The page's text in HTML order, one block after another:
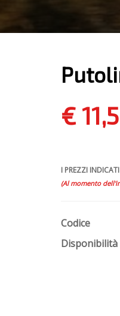
€
I PREZZI
(Al momento
Codice
Disponibilità